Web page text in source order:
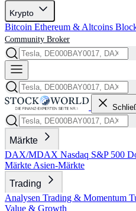
Krypto
Bitcoin Ethereum & Altcoins
Community Broker
Märkte
DAX/MDAX Nasdaq S&P 500
Märkte Asien-Märkte
Trading
Analysen Trading & Momentum
Value & Growth